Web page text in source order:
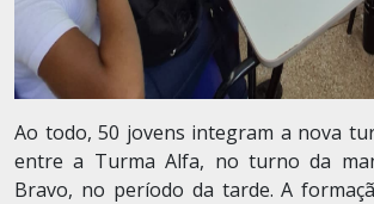
Ao todo, 50 jovens integram a nova
entre a Turma Alfa, no turno da
Bravo, no período da tarde. A